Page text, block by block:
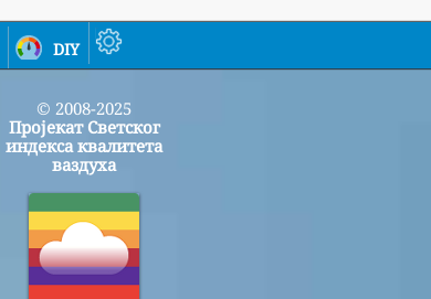
diy
© 2008-2025
Пројекат Светског
индекса квалитета
ваздуха